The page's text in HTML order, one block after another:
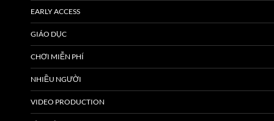
EARLY ACCESS
GIÁO DỤC
CHƠI MIỄN PHÍ
NHIỀU NGƯỜI
VIDEO PRODUCTION